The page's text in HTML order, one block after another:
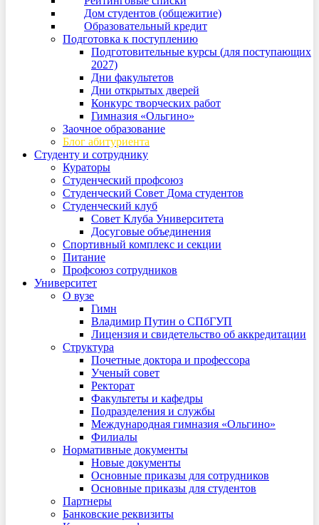
Дом студентов (общежитие)
Образовательный кредит
Подготовка к поступлению
Подготовительные курсы (для поступающих
2027)
Дни факультетов
Дни открытых дверей
Конкурс творческих работ
Гимназия «Ольгино»
Заочное образование
Блог абитуриента
Студенту и сотруднику
Кураторы
Студенческий профсоюз
Студенческий Совет Дома студентов
Студенческий клуб
Совет Клуба Университета
Досуговые объединения
Спортивный комплекс и секции
Питание
Профсоюз сотрудников
Университет
О вузе
Гимн
Владимир Путин о СПбГУП
Лицензия и свидетельство об аккредитации
Структура
Почетные доктора и профессора
Ученый совет
Ректорат
Факультеты и кафедры
Подразделения и службы
Международная гимназия «Ольгино»
Филиалы
Нормативные документы
Новые документы
Основные приказы для сотрудников
Основные приказы для студентов
Партнеры
Банковские реквизиты